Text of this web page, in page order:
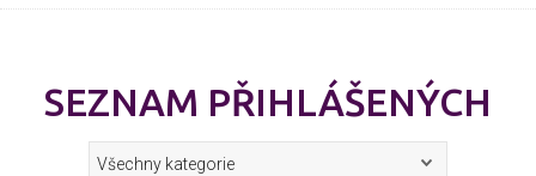
SEZNAM PŘIHLÁŠENÝCH